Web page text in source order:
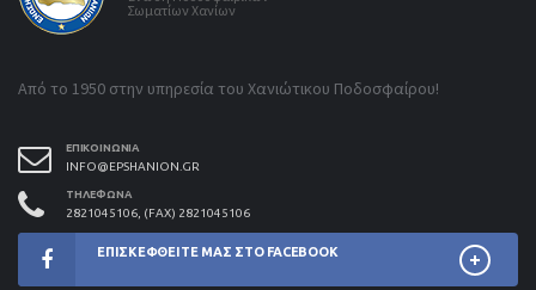
Σωματίων Χανίων
Από το 1950 στην υπηρεσία του Χανιώτικου Ποδοσφαίρου!
ΕΠΙΚΟΙΝΩΝΊΑ
INFO@EPSHANION.GR
ΤΗΛΈΦΩΝΑ
2821045106, (FAX) 2821045106
ΕΠΙΣΚΕΦΘΕΊΤΕ ΜΑΣ ΣΤΟ FACEBOOK